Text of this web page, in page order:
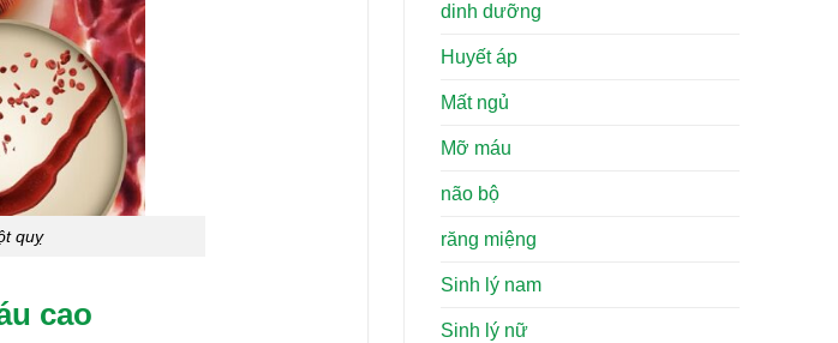
quỵ
cao
dinh dưỡng
Huyết áp
Mất ngủ
Mỡ máu
não bộ
răng miệng
Sinh lý nam
Sinh lý nữ